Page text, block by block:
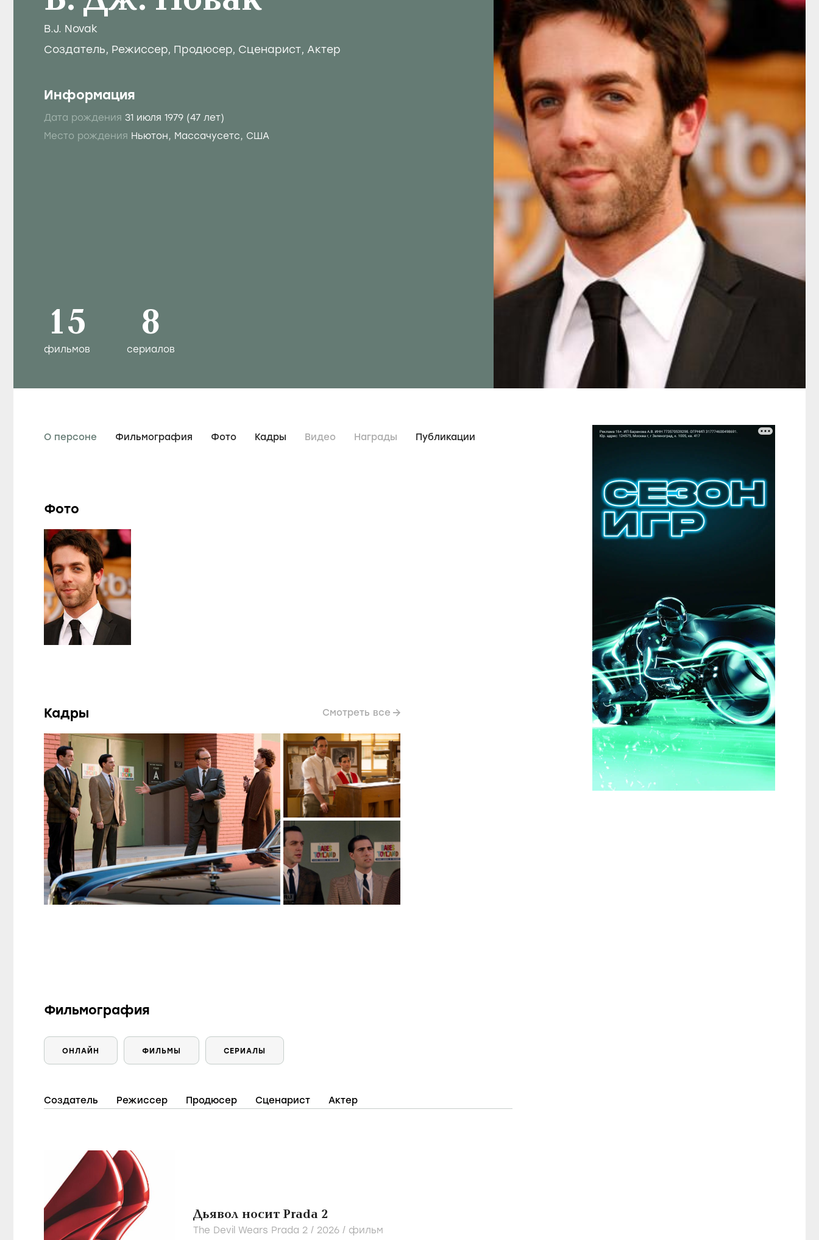
B.J. Novak
Создатель, Режиссер, Продюсер, Сценарист, Актер
Информация
Дата рождения 31 июля 1979 (47 лет)
Место рождения Ньютон, Массачусетс, США
15
фильмов
8
сериалов
О персоне Фильмография Фото Кадры Видео Награды Публикации
Фото
Кадры Смотреть все
Фильмография
ОНЛАЙН ФИЛЬМЫ СЕРИАЛЫ
Создатель Режиссер Продюсер Сценарист Актер
Дьявол носит Prada 2
The Devil Wears Prada 2 / 2026 / фильм